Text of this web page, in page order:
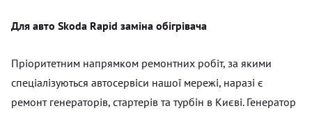
Для авто Skoda Rapid заміна обігрівача
Пріоритетним напрямком ремонтних робіт, за якими
спеціалізуються автосервіси нашої мережі, наразі є
ремонт генераторів, стартерів та турбін в Києві. Генератор